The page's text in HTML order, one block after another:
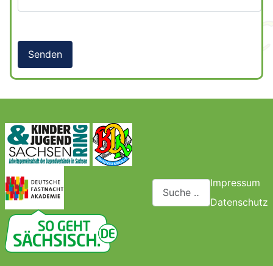
Senden
Suchen
Impressum
Datenschutz